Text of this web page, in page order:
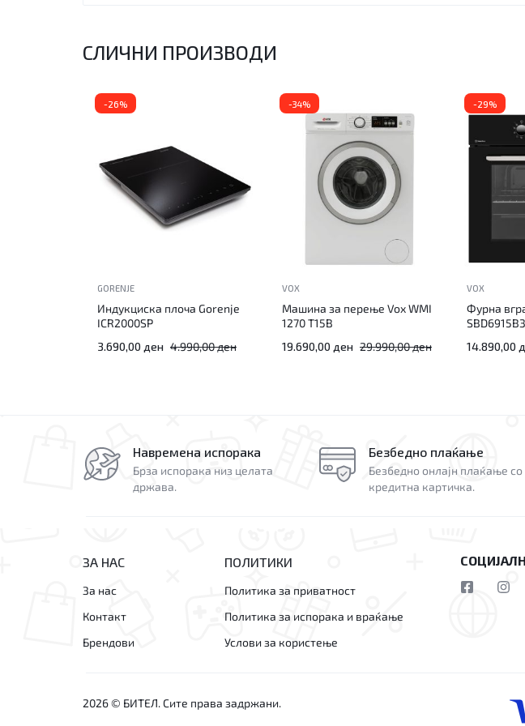
СЛИЧНИ ПРОИЗВОДИ
-26%
GORENJE
Индукциска плоча Gorenje
ICR2000SP
3.690,00 ден 4.990,00ден
-34%
VOX
Машина за перење Vox WMI
1270 T15B
19.690,00 ден 29.990,00ден
-29%
VOX
Фурна
14.890,00
Навремена испорака
Брза испорака низ целата
држава.
Безбедно плаќање
Безбедно онлајн плаќање со
кредитна картичка.
ЗА НАС
За нас
Контакт
Брендови
ПОЛИТИКИ
Политика за приватност
Политика за испорака и враќање
Услови за користење
2026 © БИТЕЛ. Сите права задржани.